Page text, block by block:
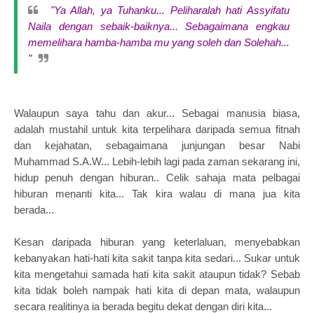
"Ya Allah, ya Tuhanku... Peliharalah hati Assyifatu
Naila dengan sebaik-baiknya... Sebagaimana engkau
memelihara hamba-hamba mu yang soleh dan Solehah...
"
Walaupun saya tahu dan akur... Sebagai manusia biasa,
adalah mustahil untuk kita terpelihara daripada semua fitnah
dan kejahatan, sebagaimana junjungan besar Nabi
Muhammad S.A.W... Lebih-lebih lagi pada zaman sekarang ini,
hidup penuh dengan hiburan.. Celik sahaja mata pelbagai
hiburan menanti kita... Tak kira walau di mana jua kita
berada...
Kesan daripada hiburan yang keterlaluan, menyebabkan
kebanyakan hati-hati kita sakit tanpa kita sedari... Sukar untuk
kita mengetahui samada hati kita sakit ataupun tidak? Sebab
kita tidak boleh nampak hati kita di depan mata, walaupun
secara realitinya ia berada begitu dekat dengan diri kita...